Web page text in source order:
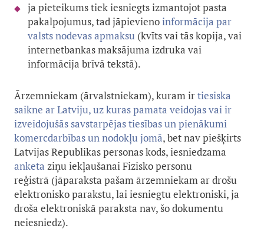
ja pieteikums tiek iesniegts izmantojot pasta
pakalpojumus, tad jāpievienoinformācija par
valsts nodevas apmaksu (kvīts vai tās kopija, vai
internetbankas maksājuma izdruka vai
informācija brīvā tekstā).
Ārzemniekam (ārvalstniekam), kuram irtiesiska
saikne ar Latviju, uz kuras pamata veidojas vai ir
izveidojušās savstarpējas tiesības un pienākumi
komercdarbības un nodokļu jomā, bet nav piešķirts
Latvijas Republikas personas kods, iesniedzama
anketa ziņu iekļaušanai Fizisko personu
reģistrā (jāparaksta pašam ārzemniekam ar drošu
elektronisko parakstu, lai iesniegtu elektroniski, ja
droša elektroniskā paraksta nav, šo dokumentu
neiesniedz).